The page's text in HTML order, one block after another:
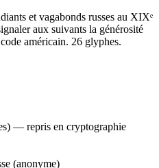
et vagabonds russes au XIXᵉ
aux suivants la générosité
américain. 26 glyphes.
— repris en cryptographie
(anonyme)